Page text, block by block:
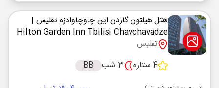
هتل هیلتون گاردن این چاوچاوادزه تفلیس |
Hilton Garden Inn Tbilisi Chavchavadze
تفلیس
4 ستاره
3 شب BB